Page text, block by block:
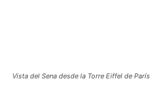
Vista del Sena desde la Torre Eiffel de París